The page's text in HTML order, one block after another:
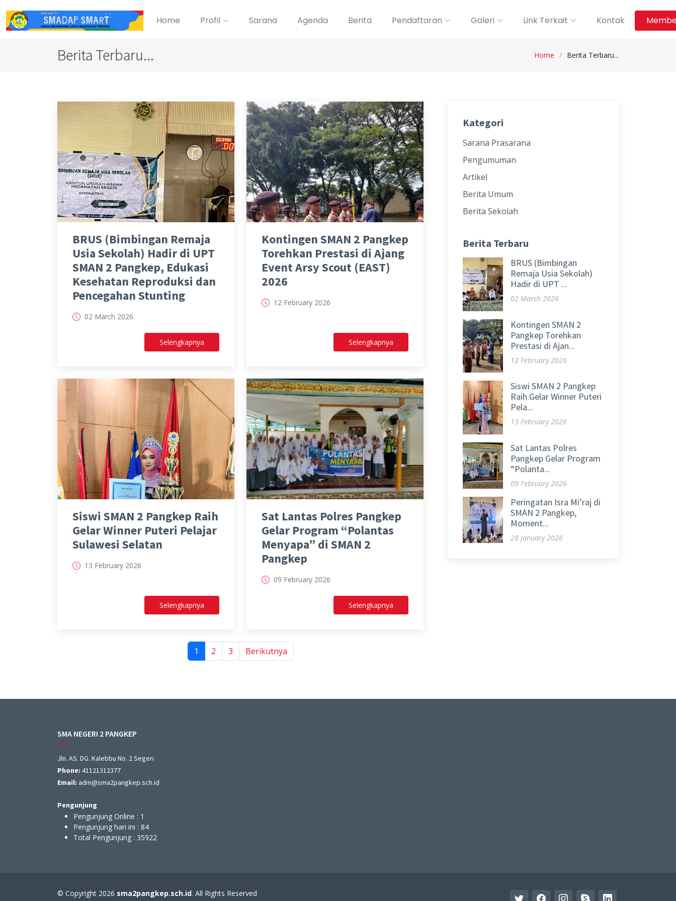
Home Profil Sarana Agenda Berita Pendaftaran Galeri Link Terkait Kontak
Berita Terbaru... Home Berita Terbaru...
BRUS (Bimbingan Remaja
Usia Sekolah) Hadir di UPT
SMAN 2 Pangkep, Edukasi
Kesehatan Reproduksi dan
Pencegahan Stunting
02 March 2026
Selengkapnya
Kontingen SMAN 2 Pangkep
Torehkan Prestasi di Ajang
Event Arsy Scout (EAST)
2026
12 February 2026
Selengkapnya
Siswi SMAN 2 Pangkep Raih
Gelar Winner Puteri Pelajar
Sulawesi Selatan
13 February 2026
Selengkapnya
Sat Lantas Polres Pangkep
Gelar Program “Polantas
Menyapa” di SMAN 2
Pangkep
09 February 2026
Selengkapnya
1 2 3 Berikutnya
Kategori
Sarana Prasarana
Pengumuman
Artikel
Berita Umum
Berita Sekolah
Berita Terbaru
BRUS (Bimbingan
Remaja Usia Sekolah)
Hadir di UPT ...
02 March 2026
Kontingen SMAN 2
Pangkep Torehkan
Prestasi di Ajan...
12 February 2026
Siswi SMAN 2 Pangkep
Raih Gelar Winner Puteri
Pela...
13 February 2026
Sat Lantas Polres
Pangkep Gelar Program
“Polanta...
09 February 2026
Peringatan Isra Mi’raj di
SMAN 2 Pangkep,
Moment...
28 January 2026
SMA NEGERI 2 PANGKEP
Jln. AS. DG. Kalebbu No. 2 Segeri
Phone: 41121312377
Email: adm@sma2pangkep.sch.id
Pengunjung
Pengunjung Online : 1
Pengunjung hari ini : 84
Total Pengunjung : 35922
© Copyright 2026 sma2pangkep.sch.id. All Rights Reserved